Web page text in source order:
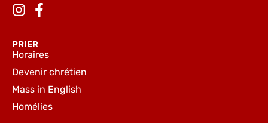
PRIER
Horaires
Devenir chrétien
Mass in English
Homélies